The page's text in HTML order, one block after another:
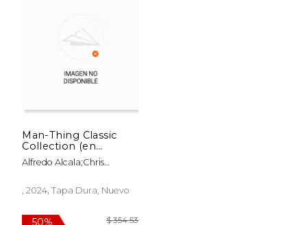
Man-Thing Classic
Collection (en
Alemán,)
Alfredo Alcala;Chris
Colan;Gerry Conway;J. M.
Dematteis;Steve
Hidalgo;Tony Isabella;Ralph
, 2024, Tapa Dura, Nuevo